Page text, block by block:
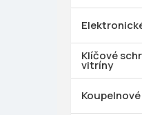
n
l
Klíčové
vitríny